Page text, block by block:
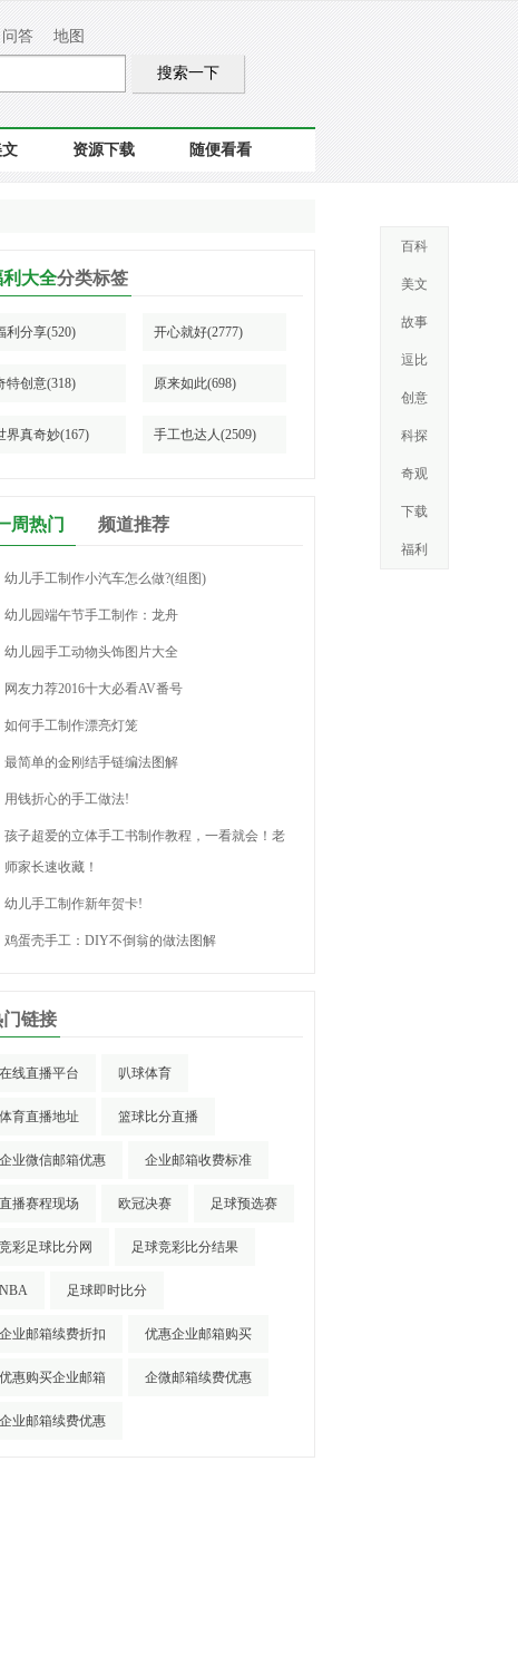
问答 地图
资源下载 随便看看
利大全分类标签
利分享(520) 开心就好(2777)
特创意(318) 原来如此(698)
界真奇妙(167) 手工也达人(2509)
周热门 频道推荐
幼儿手工制作小汽车怎么做?(组图)
幼儿园端午节手工制作：龙舟
幼儿园手工动物头饰图片大全
网友力荐2016十大必看AV番号
如何手工制作漂亮灯笼
最简单的金刚结手链编法图解
用钱折心的手工做法!
孩子超爱的立体手工书制作教程，一看就会！老
师家长速收藏！
幼儿手工制作新年贺卡!
鸡蛋壳手工：DIY不倒翁的做法图解
门链接
在线直播平台 叭球体育
体育直播地址 篮球比分直播
企业微信邮箱优惠 企业邮箱收费标准
直播赛程现场 欧冠决赛 足球预选赛
竞彩足球比分网 足球竞彩比分结果
NBA 足球即时比分
企业邮箱续费折扣 优惠企业邮箱购买
优惠购买企业邮箱 企微邮箱续费优惠
企业邮箱续费优惠
百科
美文
故事
逗比
创意
科探
奇观
下载
福利